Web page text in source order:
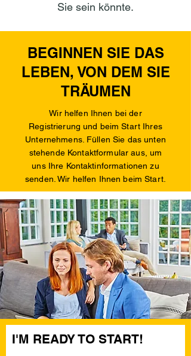
Sie sein könnte.
BEGINNEN SIE DAS
LEBEN, VON DEM SIE
TRÄUMEN
Wir helfen Ihnen bei der
Registrierung und beim Start Ihres
Unternehmens. Füllen Sie das unten
stehende Kontaktformular aus, um
uns Ihre Kontaktinformationen zu
senden. Wir helfen Ihnen beim Start.
I'M READY TO START!